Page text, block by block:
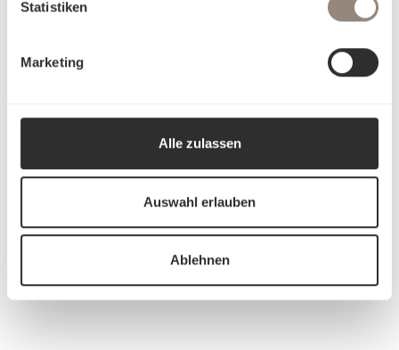
Statistiken
Marketing
Alle zulassen
Auswahl erlauben
Ablehnen